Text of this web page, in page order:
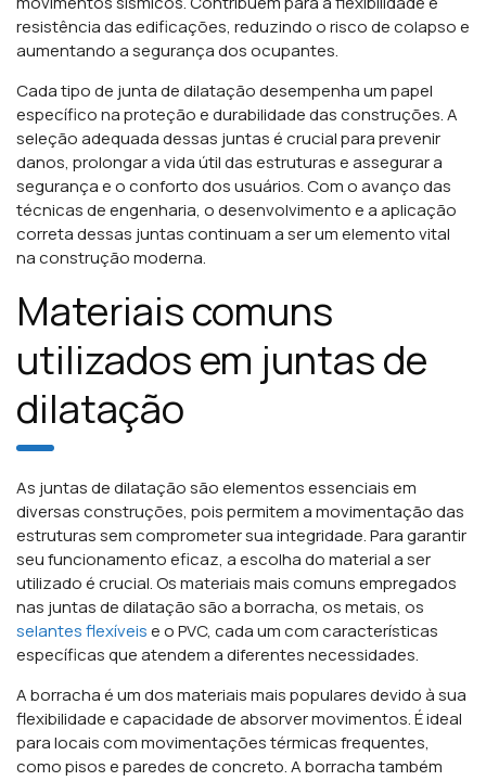
resistência das edificações, reduzindo o risco de colapso e
aumentando a segurança dos ocupantes.
Cada tipo de junta de dilatação desempenha um papel
específico na proteção e durabilidade das construções. A
seleção adequada dessas juntas é crucial para prevenir
danos, prolongar a vida útil das estruturas e assegurar a
segurança e o conforto dos usuários. Com o avanço das
técnicas de engenharia, o desenvolvimento e a aplicação
correta dessas juntas continuam a ser um elemento vital
na construção moderna.
Materiais comuns
utilizados em juntas de
dilatação
As juntas de dilatação são elementos essenciais em
diversas construções, pois permitem a movimentação das
estruturas sem comprometer sua integridade. Para garantir
seu funcionamento eficaz, a escolha do material a ser
utilizado é crucial. Os materiais mais comuns empregados
nas juntas de dilatação são a borracha, os metais, os
selantes flexíveise o PVC, cada um com características
específicas que atendem a diferentes necessidades.
A borracha é um dos materiais mais populares devido à sua
flexibilidade e capacidade de absorver movimentos. É ideal
para locais com movimentações térmicas frequentes,
como pisos e paredes de concreto. A borracha também